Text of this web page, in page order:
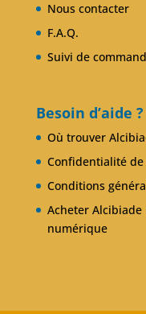
Nous contacter
F.A.Q.
Suivi de
Besoin d’aide ?
Où trouver
Confidentialité de
Conditions
Acheter Alcibiade
numérique